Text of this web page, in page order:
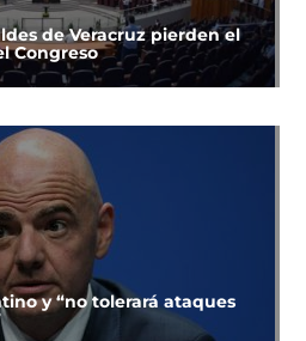
de Veracruz pierden el
Congreso
y “no tolerará ataques